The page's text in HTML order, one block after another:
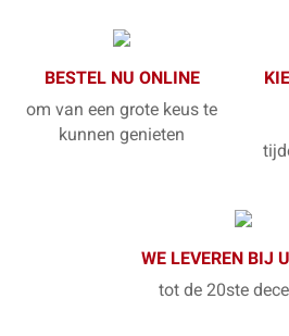
BESTEL NU ONLINE
om van een grote keus te
kunnen genieten
WE LEVEREN BIJ
tot de 20ste